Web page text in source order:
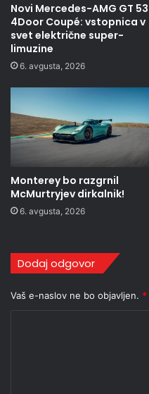
Novi Mercedes-AMG GT 53
4Door Coupé: vstopnica v
svet električne super-
limuzine
6. avgusta, 2026
Monterey bo razgrnil
McMurtryjev dirkalnik!
6. avgusta, 2026
Dodaj odgovor
Vaš e-naslov ne bo objavljen. *